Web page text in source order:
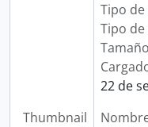
Tipo
Tipo
22 de
Thumbnail